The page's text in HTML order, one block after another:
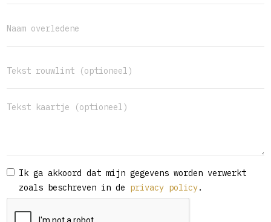
Ik ga akkoord dat mijn gegevens worden verwerkt
zoals beschreven in de privacy policy.